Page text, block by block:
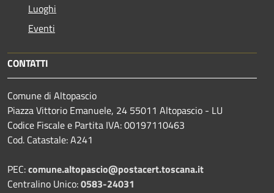
Luoghi
Eventi
CONTATTI
Comune di Altopascio
Piazza Vittorio Emanuele, 24 55011 Altopascio - LU
Codice Fiscale e Partita IVA: 00197110463
Cod. Catastale: A241
PEC:comune.altopascio@postacert.toscana.it
Centralino Unico:0583-24031